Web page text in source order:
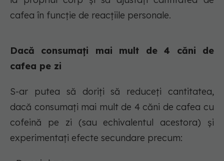
cafea în funcție de reacțiile personale.
Dacă consumați mai mult de 4 căni de
cafea pe zi
S-ar putea să doriți să reduceți cantitatea,
dacă consumați mai mult de 4 căni de cafea cu
cofeină pe zi (sau echivalentul acestora) și
experimentați efecte secundare precum: